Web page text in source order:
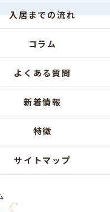
入居までの流れ
コラム
よくある質問
新着情報
特徴
サイトマップ